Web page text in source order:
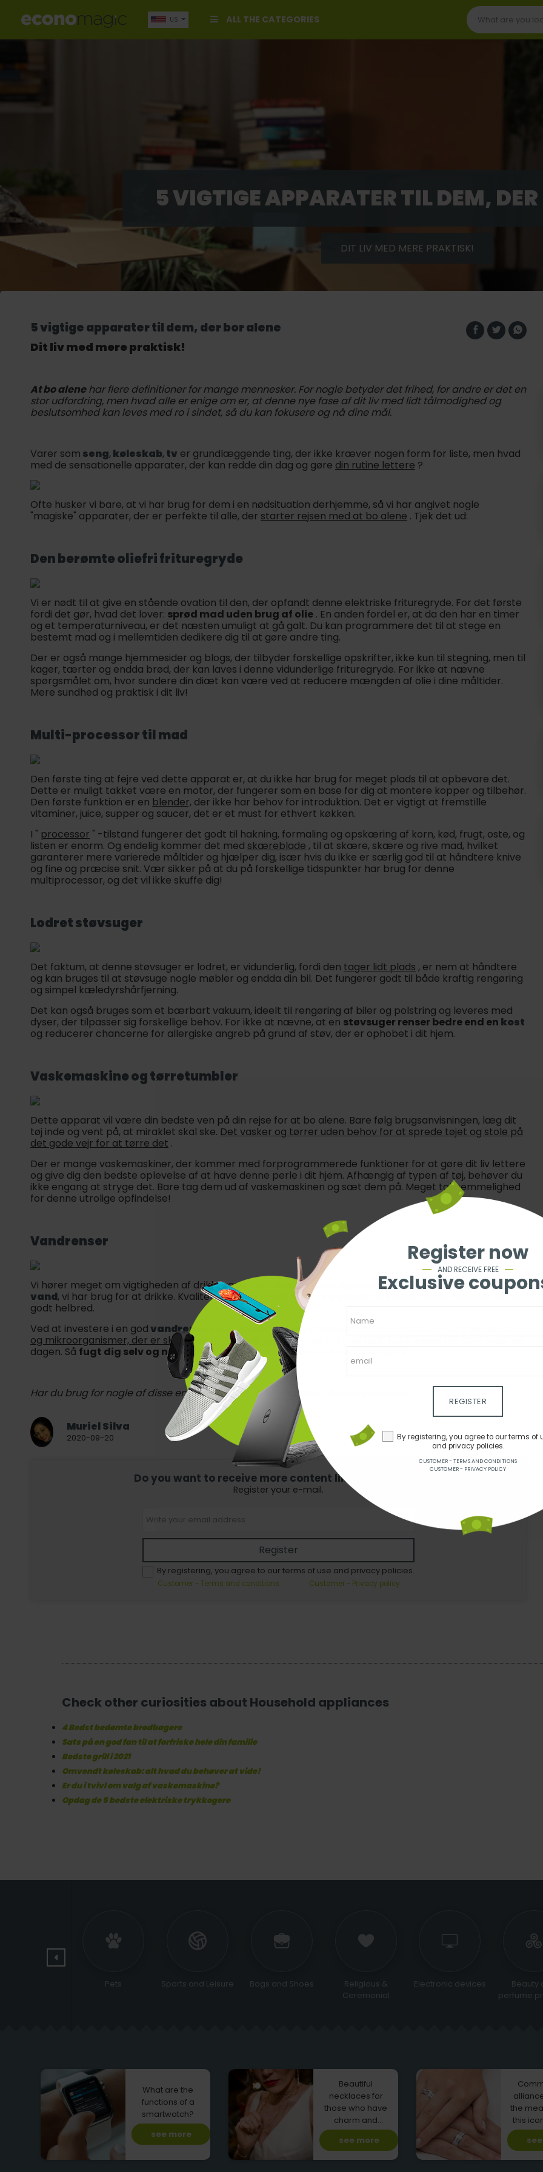
Register now
AND RECEIVE FREE
Exclusive
REGISTER
By registering, you agree to our terms of
and privacy policies.
CUSTOMER - TERMS AND CONDITIONS
CUSTOMER - PRIVACY POLICY
ALL THE CATEGORIES
US
5 VIGTIGE APPARATER TIL DEM,
DIT LIV MED MERE PRAKTISK!
5 vigtige apparater til dem, der bor alene
Dit liv med mere praktisk!
At bo alenehar flere definitioner for mange mennesker. For nogle betyder det frihed, for andre er det en
stor udfordring, men hvad alle er enige om er, at denne nye fase af dit liv med lidt tålmodighed og
beslutsomhed kan leves med ro i sindet, så du kan fokusere og nå dine mål.
Varer som seng, køleskab, tv er grundlæggende ting, der ikke kræver nogen form for liste, men hvad
med de sensationelle apparater, der kan redde din dag og gøre din rutine lettere ?
Ofte husker vi bare, at vi har brug for dem i en nødsituation derhjemme, så vi har angivet nogle
"magiske" apparater, der er perfekte til alle, der starter rejsen med at bo alene . Tjek det ud:
Den berømte oliefri frituregryde
Vi er nødt til at give en stående ovation til den, der opfandt denne elektriske frituregryde. For det første
fordi det gør, hvad det lover: sprød mad uden brug af olie . En anden fordel er, at da den har en timer
og et temperaturniveau, er det næsten umuligt at gå galt. Du kan programmere det til at stege en
bestemt mad og i mellemtiden dedikere dig til at gøre andre ting.
Der er også mange hjemmesider og blogs, der tilbyder forskellige opskrifter, ikke kun til stegning, men til
kager, tærter og endda brød, der kan laves i denne vidunderlige frituregryde. For ikke at nævne
spørgsmålet om, hvor sundere din diæt kan være ved at reducere mængden af olie i dine måltider.
Mere sundhed og praktisk i dit liv!
Multi-processor til mad
Den første ting at fejre ved dette apparat er, at du ikke har brug for meget plads til at opbevare det.
Dette er muligt takket være en motor, der fungerer som en base for dig at montere kopper og tilbehør.
Den første funktion er en blender, der ikke har behov for introduktion. Det er vigtigt at fremstille
vitaminer, juice, supper og saucer, det er et must for ethvert køkken.
I " processor " -tilstand fungerer det godt til hakning, formaling og opskæring af korn, kød, frugt, oste, og
listen er enorm. Og endelig kommer det med skæreblade , til at skære, skære og rive mad, hvilket
garanterer mere varierede måltider og hjælper dig, især hvis du ikke er særlig god til at håndtere knive
og fine og præcise snit. Vær sikker på at du på forskellige tidspunkter har brug for denne
multiprocessor, og det vil ikke skuffe dig!
Lodret støvsuger
Det faktum, at denne støvsuger er lodret, er vidunderlig, fordi den tager lidt plads , er nem at håndtere
og kan bruges til at støvsuge nogle møbler og endda din bil. Det fungerer godt til både kraftig rengøring
og simpel kæledyrshårfjerning.
Det kan også bruges som et bærbart vakuum, ideelt til rengøring af biler og polstring og leveres med
dyser, der tilpasser sig forskellige behov. For ikke at nævne, at en støvsuger renser bedre end en kost
og reducerer chancerne for allergiske angreb på grund af støv, der er ophobet i dit hjem.
Vaskemaskine og tørretumbler
Dette apparat vil være din bedste ven på din rejse for at bo alene. Bare følg brugsanvisningen, læg dit
tøj inde og vent på, at miraklet skal ske. Det vasker og tørrer uden behov for at sprede tøjet og stole på
det gode vejr for at tørre det .
Der er mange vaskemaskiner, der kommer med forprogrammerede funktioner for at gøre dit liv lettere
og give dig den bedste oplevelse af at have denne perle i dit hjem. Afhængig af typen af tøj, behøver du
ikke engang at stryge det. Bare tag dem ud af vaskemaskinen og sæt dem på. Meget taknemmelighed
for denne utrolige opfindelse!
Vandrenser
Vi hører meget om vigtigheden af drikkevand hver dag, men der siges ikke meget om kvaliteten af det
vand, vi har brug for at drikke. Kvalitetsvand og forureningsfrit
er grundlæggende faktorer for et
godt helbred.
Ved at investere i en godvandrenser garanterer dubeskyttelse mod fysisk affald, overskydende klor
og mikroorganismer, der er skadelige for dit helbred. Ud over at have frisk, koldt
dagen. Så fugt dig selv og nyd denne fase så interessant, at den bor alene
Har du brug for nogle af disse emner på vores liste? Find det på
Muriel Silva
2020-09-20
Do you want to receive more content like this for free?
Register your e-mail.
Register
By registering, you agree to our terms of use and privacy policies.
Customer - Terms and conditions Customer - Privacy policy
Check other curiosities about Household appliances
4 Bedst bedømte brødbagere
Sats på en god fan til at forfriske hele din familie
Bedste grill i 2021
Omvendt køleskab: alt hvad du behøver at vide!
Er du i tvivl om valg af vaskemaskine?
Opdag de 5 bedste elektriske trykkogere
Pets Sports and Leisure Bags and Shoes
Religious &
Ceremonial
Electronic devices
Beauty
perfume
What are the
functions of a
smartwatch?
see more
Beautiful
necklaces for
those who have
charm and
personality!
see more
the
this